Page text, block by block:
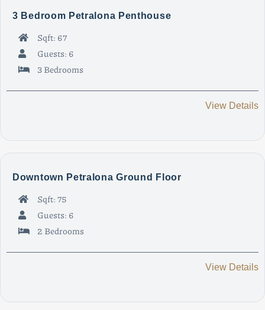
3 Bedroom Petralona Penthouse
Sqft: 67
Guests: 6
3 Bedrooms
View Details
Downtown Petralona Ground Floor
Sqft: 75
Guests: 6
2 Bedrooms
View Details